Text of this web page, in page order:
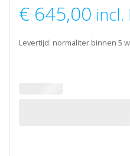
€ 645,00 incl.
Levertijd: normaliter binnen 5